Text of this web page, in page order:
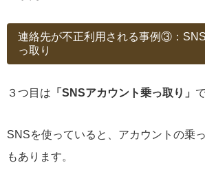
連絡先が不正利用される事例③：
っ取り
３つ目は 「SNSアカウント乗っ取り」
SNSを使っていると、アカウントの乗
もあります。